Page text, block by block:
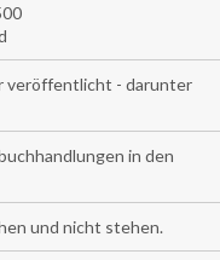
veröffentlicht - darunter
in den
und nicht stehen.